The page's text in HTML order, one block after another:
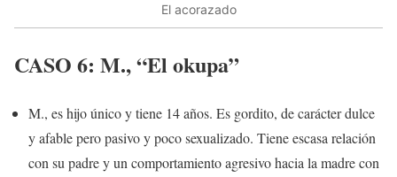
El acorazado
CASO 6: M., “El okupa”
M., es hijo único y tiene 14 años. Es gordito, de carácter dulce
y afable pero pasivo y poco sexualizado. Tiene escasa relación
con su padre y un comportamiento agresivo hacia la madre con